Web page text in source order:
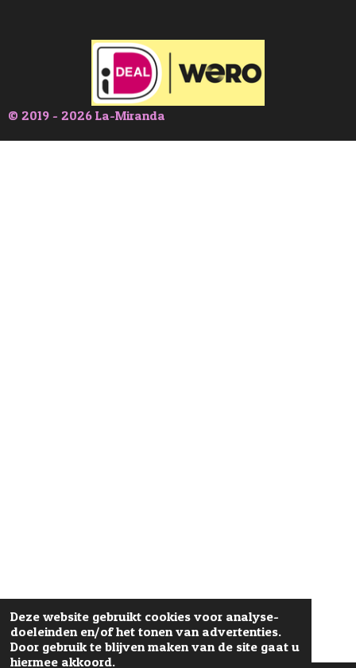
Deze website gebruikt cookies voor analyse-
doeleinden en/of het tonen van advertenties.
Door gebruik te blijven maken van de site gaat u
hiermee akkoord.
© 2019 - 2026 La-Miranda